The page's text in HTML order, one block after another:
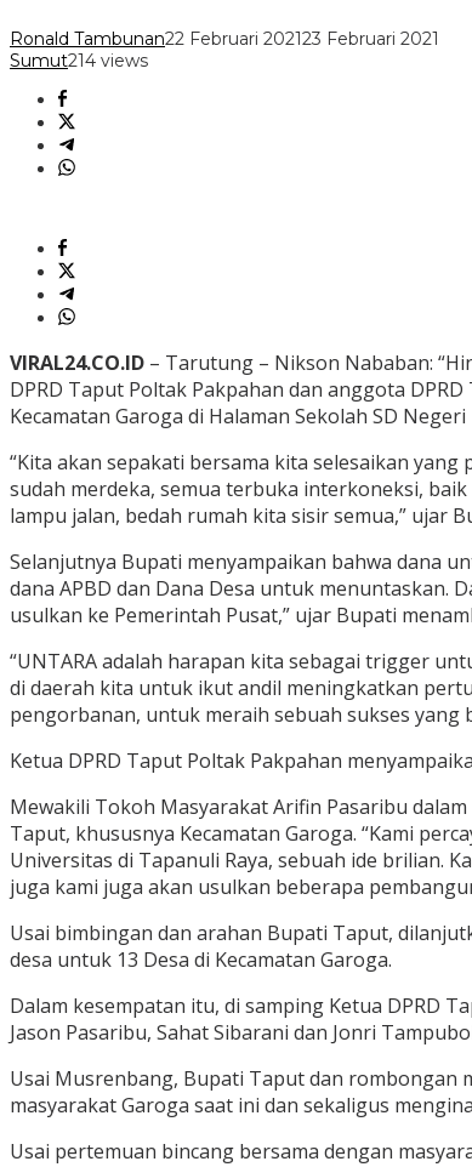
Ronald Tambunan22 Februari 202123 Februari 2021
Sumut214 views
VIRAL24.CO.ID – Tarutung – Nikson Nababan:
DPRD Taput Poltak Pakpahan dan anggota
Kecamatan Garoga di Halaman Sekolah SD
“Kita akan sepakati bersama kita selesaikan
sudah merdeka, semua terbuka interkoneksi,
lampu jalan, bedah rumah kita sisir semua,” ujar
Selanjutnya Bupati menyampaikan bahwa dana
dana APBD dan Dana Desa untuk menuntaskan.
usulkan ke Pemerintah Pusat,” ujar Bupati
“UNTARA adalah harapan kita sebagai trigger
di daerah kita untuk ikut andil meningkatkan
pengorbanan, untuk meraih sebuah sukses yang
Ketua DPRD Taput Poltak Pakpahan
Mewakili Tokoh Masyarakat Arifin Pasaribu
Taput, khususnya Kecamatan Garoga. “Kami
Universitas di Tapanuli Raya, sebuah ide brilian.
juga kami juga akan usulkan beberapa
Usai bimbingan dan arahan Bupati Taput,
desa untuk 13 Desa di Kecamatan Garoga.
Dalam kesempatan itu, di samping Ketua DPRD
Jason Pasaribu, Sahat Sibarani dan Jonri
Usai Musrenbang, Bupati Taput dan rombongan
masyarakat Garoga saat ini dan sekaligus
Usai pertemuan bincang bersama dengan